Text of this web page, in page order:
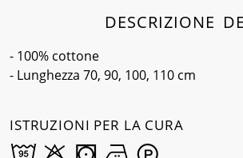
DESCRIZIONE
- 100% cottone
- Lunghezza 70, 90, 100, 110 cm
ISTRUZIONI PER LA CURA